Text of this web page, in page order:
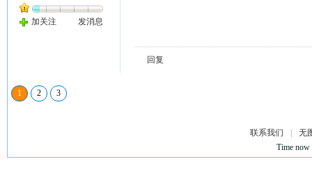
加关注 发消息
回复
1 2 3
联系我们
无
Time now